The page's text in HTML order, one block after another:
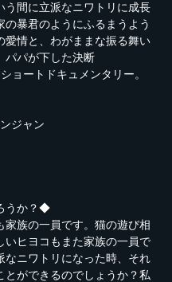
う間に立派なニワトリに成長
の暴君のようにふるまうよう
愛情と、わがままな振る舞い
パパが下した決断
ョートドキュメンタリー。
ジャン
うか？◆
族の一員です。猫の遊び相
いヒヨコもまた家族の一員で
なニワトリになった時、それ
とができるのでしょうか？私